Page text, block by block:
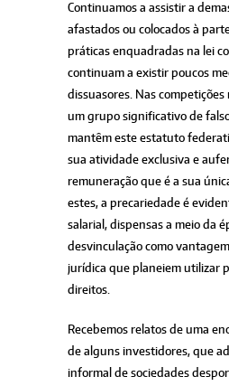
Continuamos a assistir a
afastados ou colocados à
práticas enquadradas na lei
continuam a existir poucos
dissuasores. Nas
um grupo significativo de
mantêm este estatuto
sua atividade exclusiva e
remuneração que é a sua
estes, a precariedade é
salarial, dispensas a meio da
desvinculação como
jurídica que planeiem utilizar
direitos.
Recebemos relatos de uma
de alguns investidores, que
informal de sociedades